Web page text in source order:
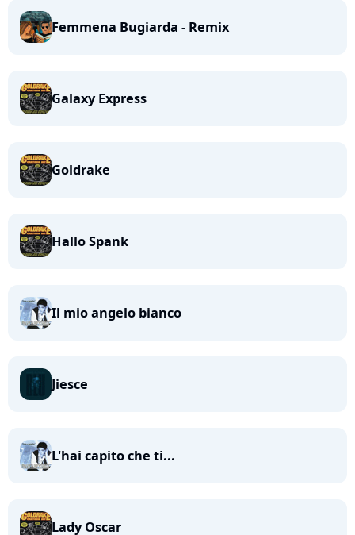
Femmena Bugiarda - Remix
Galaxy Express
Goldrake
Hallo Spank
Il mio angelo bianco
Jiesce
L'hai capito che ti...
Lady Oscar